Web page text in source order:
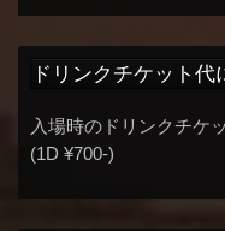
ドリンクチケット代
入場時のドリンクチケ
(1D ¥700-)